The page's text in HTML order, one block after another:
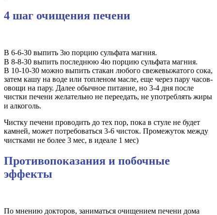
4 шаг очищения печени
В 6-6-30 выпить 3ю порцию сульфата магния.
В 8-8-30 выпить последнюю 4ю порцию сульфата магния.⠀
В 10-10-30 можно выпить стакан любого свежевыжатого сока,
затем кашу на воде или топленом масле, еще через пару часов-
овощи на пару. Далее обычное питание, но 3-4 дня после
чистки печени желательно не переедать, не употреблять жиры
и алкоголь.⠀
Чистку печени проводить до тех пор, пока в стуле не будет
камней, может потребоваться 3-6 чисток. Промежуток между
чистками не более 3 мес, в идеале 1 мес)⠀
Противопоказания и побочные
эффекты
По мнению докторов, заниматься очищением печени дома